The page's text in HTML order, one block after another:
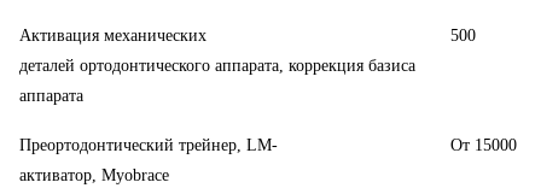
Активация механических
деталей ортодонтического аппарата, коррекция базиса
аппарата
500
Преортодонтический трейнер, LM-
активатор, Myobrace
От 15000